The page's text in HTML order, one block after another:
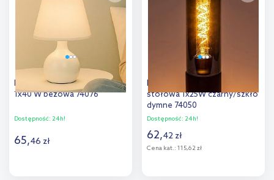
porównania porównania
Rabalux Ingrid lampa stołowa
1x40 W beżowa 74076
Dostępność: 24h!
65,46 zł
Rabalux Ronno lampa
stołowa 1x25W czarny/szkło
dymne 74050
Dostępność: 24h!
62,42 zł
Cena kat.: 115,62 zł